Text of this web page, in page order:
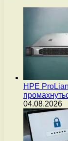
HPE
04.08.2026